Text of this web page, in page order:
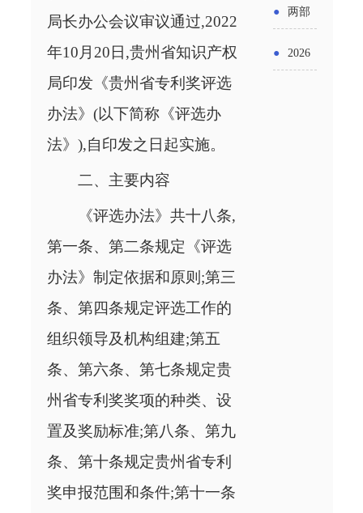
局长办公会议审议通过,2022
年10月20日,贵州省知识产权
局印发《贵州省专利奖评选
办法》(以下简称《评选办
法》),自印发之日起实施。
二、主要内容
《评选办法》共十八条,
第一条、第二条规定《评选
办法》制定依据和原则;第三
条、第四条规定评选工作的
组织领导及机构组建;第五
条、第六条、第七条规定贵
州省专利奖奖项的种类、设
置及奖励标准;第八条、第九
条、第十条规定贵州省专利
奖申报范围和条件;第十一条
例新变
领域及
申报要
五”期间
支持科
务培育
● 两部
● 2026